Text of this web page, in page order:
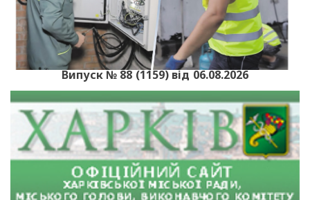
Випуск № 88 (1159) від 06.08.2026